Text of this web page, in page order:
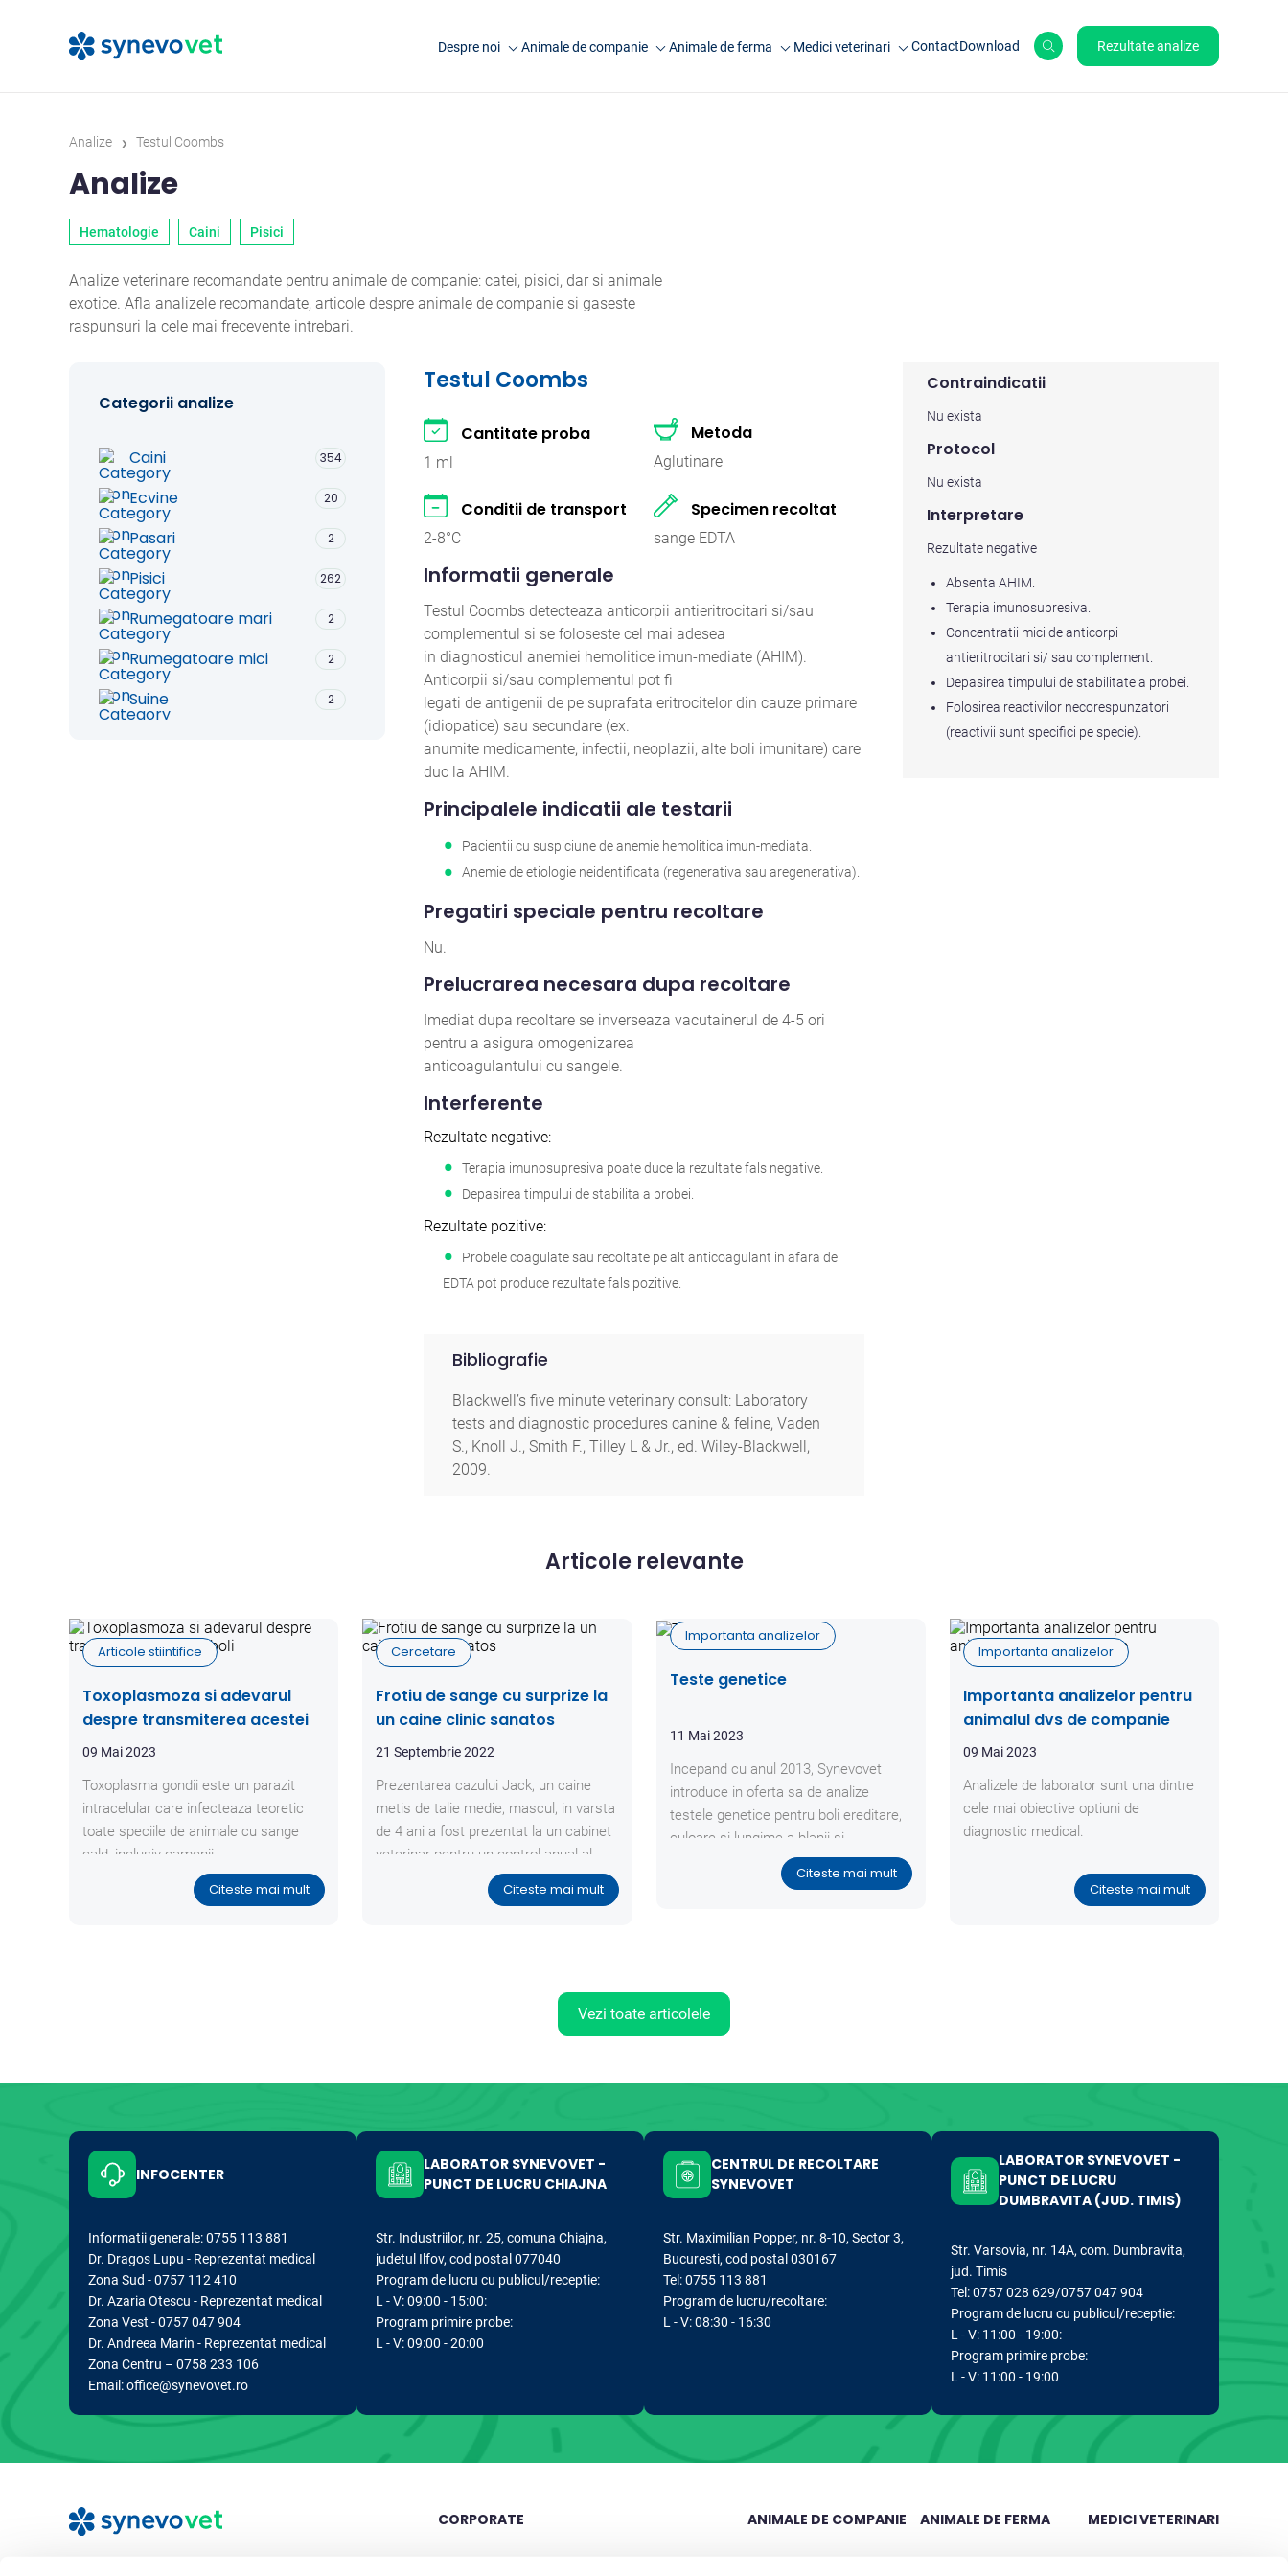
Despre noi
FAQ
Cercetare
Animale de companie Animale de ferma Medici veterinari ContactDownload Rezultate analize
Analize › Testul Coombs
Analize
Hematologie Caini Pisici
Analize veterinare recomandate pentru animale de companie: catei, pisici, dar si animale
exotice. Afla analizele recomandate, articole despre animale de companie si gaseste
raspunsuri la cele mai frecevente intrebari.
Categorii analize
Caini 354
Ecvine 20
Pasari 2
Pisici 262
Rumegatoare mari 2
Rumegatoare mici 2
Suine 2
Testul Coombs
Cantitate proba
1 ml
Metoda
Aglutinare
Conditii de transport
2-8°C
Specimen recoltat
sange EDTA
Informatii generale
Testul Coombs detecteaza anticorpii antieritrocitari si/sau
complementul si se foloseste cel mai adesea
in diagnosticul anemiei hemolitice imun-mediate (AHIM).
Anticorpii si/sau complementul pot fi
legati de antigenii de pe suprafata eritrocitelor din cauze primare
(idiopatice) sau secundare (ex.
anumite medicamente, infectii, neoplazii, alte boli imunitare) care
duc la AHIM.
Principalele indicatii ale testarii
Pacientii cu suspiciune de anemie hemolitica imun-mediata.
Anemie de etiologie neidentificata (regenerativa sau aregenerativa).
Pregatiri speciale pentru recoltare
Nu.
Prelucrarea necesara dupa recoltare
Imediat dupa recoltare se inverseaza vacutainerul de 4-5 ori
pentru a asigura omogenizarea
anticoagulantului cu sangele.
Interferente
Rezultate negative:
Terapia imunosupresiva poate duce la rezultate fals negative.
Depasirea timpului de stabilita a probei.
Rezultate pozitive:
Probele coagulate sau recoltate pe alt anticoagulant in afara de
EDTA pot produce rezultate fals pozitive.
Bibliografie
Blackwell’s five minute veterinary consult: Laboratory
tests and diagnostic procedures canine & feline, Vaden
S., Knoll J., Smith F., Tilley L & Jr., ed. Wiley-Blackwell,
2009.
Contraindicatii
Nu exista
Protocol
Nu exista
Interpretare
Rezultate negative
Absenta AHIM.
Terapia imunosupresiva.
Concentratii mici de anticorpi
antieritrocitari si/ sau complement.
Depasirea timpului de stabilitate a probei.
Folosirea reactivilor necorespunzatori
(reactivii sunt specifici pe specie).
Articole relevante
Articole stiintifice
Toxoplasmoza si adevarul
despre transmiterea acestei
boli
09 Mai 2023
Toxoplasma gondii este un parazit
intracelular care infecteaza teoretic
toate speciile de animale cu sange
cald, inclusiv oamenii.
Citeste mai mult
Cercetare
Frotiu de sange cu surprize la
un caine clinic sanatos
21 Septembrie 2022
Prezentarea cazului Jack, un caine
metis de talie medie, mascul, in varsta
de 4 ani a fost prezentat la un cabinet
veterinar pentru un control anual al
Citeste mai mult
Importanta analizelor
Teste genetice
11 Mai 2023
Incepand cu anul 2013, Synevovet
introduce in oferta sa de analize
testele genetice pentru boli ereditare,
culoare si lungime a blanii si
Citeste mai mult
Importanta analizelor
Importanta analizelor pentru
animalul dvs de companie
09 Mai 2023
Analizele de laborator sunt una dintre
cele mai obiective optiuni de
diagnostic medical.
Citeste mai mult
Vezi toate articolele
INFOCENTER
Informatii generale: 0755 113 881
Dr. Dragos Lupu - Reprezentat medical
Zona Sud - 0757 112 410
Dr. Azaria Otescu - Reprezentat medical
Zona Vest - 0757 047 904
Dr. Andreea Marin - Reprezentat medical
Zona Centru – 0758 233 106
Email: office@synevovet.ro
LABORATOR SYNEVOVET -
PUNCT DE LUCRU CHIAJNA
Str. Industriilor, nr. 25, comuna Chiajna,
judetul Ilfov, cod postal 077040
Program de lucru cu publicul/receptie:
L - V: 09:00 - 15:00:
Program primire probe:
L - V: 09:00 - 20:00
CENTRUL DE RECOLTARE
SYNEVOVET
Str. Maximilian Popper, nr. 8-10, Sector 3,
Bucuresti, cod postal 030167
Tel: 0755 113 881
Program de lucru/recoltare:
L - V: 08:30 - 16:30
LABORATOR SYNEVOVET -
PUNCT DE LUCRU
DUMBRAVITA (JUD. TIMIS)
Str. Varsovia, nr. 14A, com. Dumbravita,
jud. Timis
Tel: 0757 028 629/0757 047 904
Program de lucru cu publicul/receptie:
L - V: 11:00 - 19:00:
Program primire probe:
L - V: 11:00 - 19:00
CORPORATE ANIMALE DE COMPANIE ANIMALE DE FERMA MEDICI VETERINARI